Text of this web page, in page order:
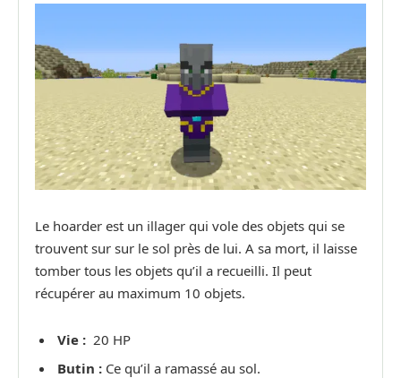
Le hoarder est un illager qui vole des objets qui se
trouvent sur sur le sol près de lui. A sa mort, il laisse
tomber tous les objets qu’il a recueilli. Il peut
récupérer au maximum 10 objets.
Vie : 20 HP
Butin : Ce qu’il a ramassé au sol.